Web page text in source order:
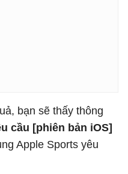
bạn sẽ thấy thông
cầu [phiên bản iOS]
Apple Sports yêu